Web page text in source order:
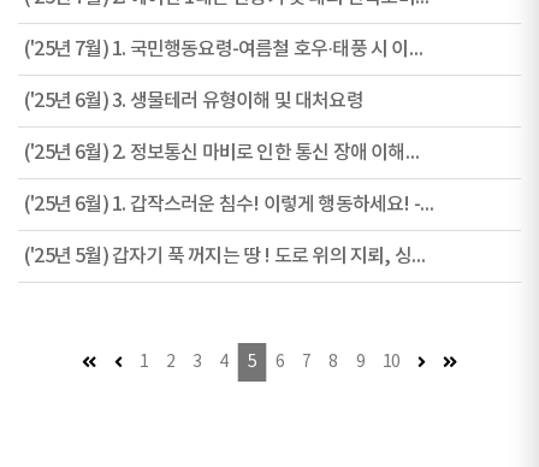
('25년 7월) 1. 국민행동요령-여름철 호우·태풍 시 이것만 알아두면 안전합니다
('25년 6월) 3. 생물테러 유형이해 및 대처요령
('25년 6월) 2. 정보통신 마비로 인한 통신 장애 이해하기
('25년 6월) 1. 갑작스러운 침수! 이렇게 행동하세요! - 침수 발생시 행동수칙
('25년 5월) 갑자기 푹 꺼지는 땅 ! 도로 위의 지뢰, 싱크홀의 원인과 전조 증상
첫 페이지이전 페이지 (이동불가)
1 2 3 4 5 6 7 8 9 10 다음 페이지마지막 페이